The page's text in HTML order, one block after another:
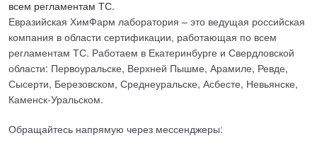
Евразийская ХимФарм лаборатория – это ведущая российская
компания в области сертификации, работающая по всем
регламентам ТС. Работаем в Екатеринбурге и Свердловской
области: Первоуральске, Верхней Пышме, Арамиле, Ревде,
Сысерти, Березовском, Среднеуральске, Асбесте, Невьянске,
Каменск-Уральском.
Обращайтесь напрямую через мессенджеры: